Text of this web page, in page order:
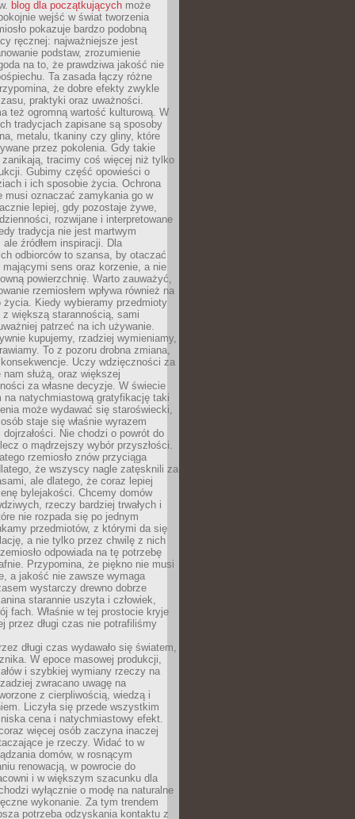
blog dla początkujących może
wejść w świat tworzenia
pokazuje bardzo podobną
ręcznej: najważniejsze jest
podstaw, zrozumienie
na to, że prawdziwa jakość nie
Ta zasada łączy różne
że dobre efekty zwykle
praktyki oraz uważności.
też ogromną wartość kulturową. W
tradycjach zapisane są sposoby
metalu, tkaniny czy gliny, które
przez pokolenia. Gdy takie
tracimy coś więcej niż tylko
Gubimy część opowieści o
i ich sposobie życia. Ochrona
musi oznaczać zamykania go w
lepiej, gdy pozostaje żywe,
rozwijane i interpretowane
tradycja nie jest martwym
źródłem inspiracji. Dla
odbiorców to szansa, by otaczać
sens oraz korzenie, a nie
powierzchnię. Warto zauważyć,
rzemiosłem wpływa również na
życia. Kiedy wybieramy przedmioty
z większą starannością, sami
patrzeć na ich używanie.
kupujemy, rzadziej wymieniamy,
To z pozoru drobna zmiana,
Uczy wdzięczności za
służą, oraz większej
za własne decyzje. W świecie
na natychmiastową gratyfikację taki
może wydawać się staroświecki,
staje się właśnie wyrazem
Nie chodzi o powrót do
o mądrzejszy wybór przyszłości.
rzemiosło znów przyciąga
że wszyscy nagle zatęsknili za
ale dlatego, że coraz lepiej
bylejakości. Chcemy domów
rzeczy bardziej trwałych i
nie rozpada się po jednym
przedmiotów, z którymi da się
a nie tylko przez chwilę z nich
odpowiada na tę potrzebę
Przypomina, że piękno nie musi
a jakość nie zawsze wymaga
wystarczy drewno dobrze
starannie uszyta i człowiek,
fach. Właśnie w tej prostocie kryje
przez długi czas nie potrafiliśmy
długi czas wydawało się światem,
W epoce masowej produkcji,
i szybkiej wymiany rzeczy na
zwracano uwagę na
z cierpliwością, wiedzą i
Liczyła się przede wszystkim
cena i natychmiastowy efekt.
więcej osób zaczyna inaczej
je rzeczy. Widać to w
domów, w rosnącym
renowacją, w powrocie do
i w większym szacunku dla
wyłącznie o modę na naturalne
wykonanie. Za tym trendem
potrzeba odzyskania kontaktu z